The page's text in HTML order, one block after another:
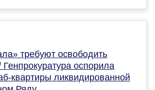
требуют освободить
оспорила
квартиры ликвидированной